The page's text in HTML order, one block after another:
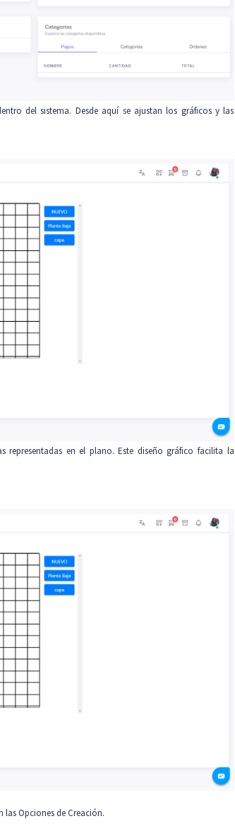
del sistema. Desde aquí se ajustan los gráficos y las
representadas en el plano. Este diseño gráfico facilita la
lasOpciones de Creación.